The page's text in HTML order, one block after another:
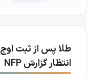
طلا پس از ثبت
انتظار گزارش NFP